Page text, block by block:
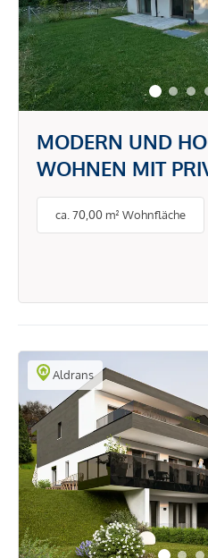
MODERN UND
WOHNEN MIT
VIEL LICHT &
ca. 70,00 m² Wohnfläche
Aldrans